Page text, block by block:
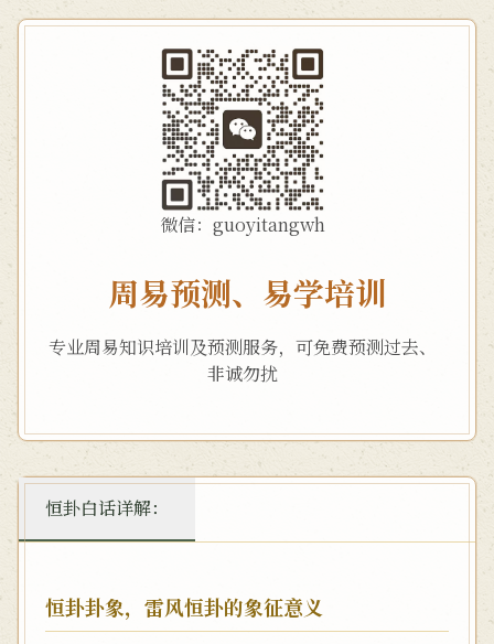
微信：guoyitangwh
周易预测、易学培训
专业周易知识培训及预测服务，可免费预测过去、
非诚勿扰
恒卦白话详解：
恒卦卦象，雷风恒卦的象征意义